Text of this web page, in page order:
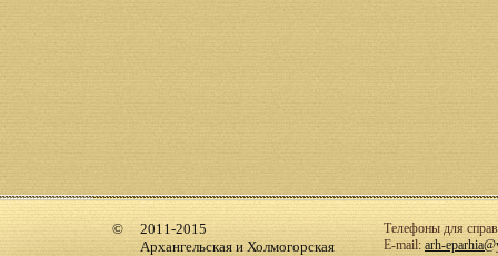
2011-2015
Архангельская и Холмогорская
Телефоны для
E-mail: arh-